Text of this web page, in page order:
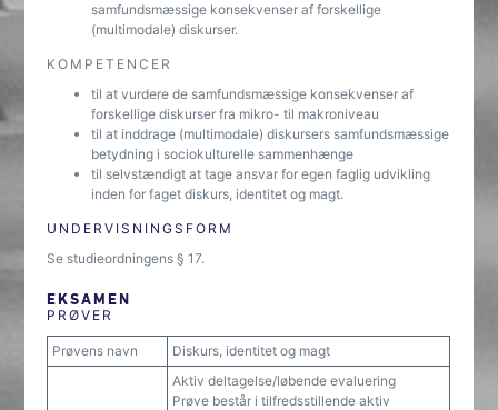
samfundsmæssige konsekvenser af forskellige
(multimodale) diskurser.
KOMPETENCER
til at vurdere de samfundsmæssige konsekvenser af
forskellige diskurser fra mikro- til makroniveau
til at inddrage (multimodale) diskursers samfundsmæssige
betydning i sociokulturelle sammenhænge
til selvstændigt at tage ansvar for egen faglig udvikling
inden for faget diskurs, identitet og magt.
UNDERVISNINGSFORM
Se studieordningens § 17.
EKSAMEN
PRØVER
Prøvens navn Diskurs, identitet og magt
Aktiv deltagelse/løbende evaluering
Prøve består i tilfredsstillende aktiv